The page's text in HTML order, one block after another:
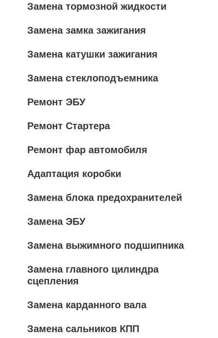
Замена тормозной жидкости
Замена замка зажигания
Замена катушки зажигания
Замена стеклоподъемника
Ремонт ЭБУ
Ремонт Стартера
Ремонт фар автомобиля
Адаптация коробки
Замена блока предохранителей
Замена ЭБУ
Замена выжимного подшипника
Замена главного цилиндра
сцепления
Замена карданного вала
Замена сальников КПП